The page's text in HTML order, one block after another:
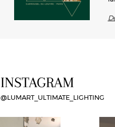
INSTAGRAM
@LUMART_ULTIMATE_LIGHTING